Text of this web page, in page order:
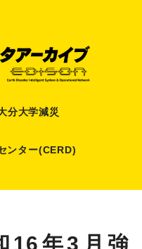
分大学減災
ンター(CERD)
16年3月強